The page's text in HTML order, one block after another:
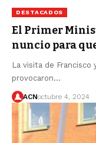
DESTACADOS
El Primer
nuncio para
La visita de Francisco
provocaron…
ACNoctubre 4, 2024